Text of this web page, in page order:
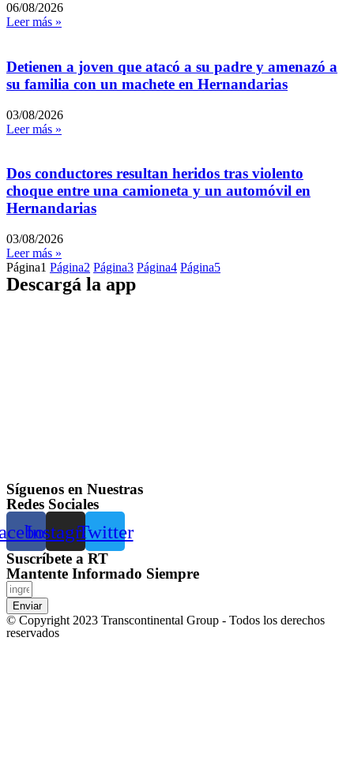
06/08/2026
Leer más »
Detienen a joven que atacó a su padre y amenazó a
su familia con un machete en Hernandarias
03/08/2026
Leer más »
Dos conductores resultan heridos tras violento
choque entre una camioneta y un automóvil en
Hernandarias
03/08/2026
Leer más »
Página1 Página2 Página3 Página4 Página5
Descargá la app
Síguenos en Nuestras
Redes Sociales
InstagramTwitter
Suscríbete a RT
Mantente Informado Siempre
Enviar
© Copyright 2023 Transcontinental Group - Todos los derechos
reservados